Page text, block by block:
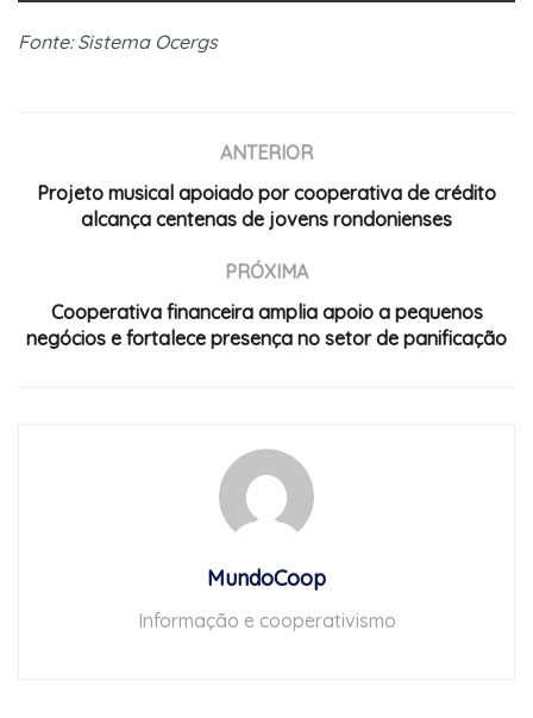
Fonte: Sistema Ocergs
ANTERIOR
Projeto musical apoiado por cooperativa de crédito
alcança centenas de jovens rondonienses
PRÓXIMA
Cooperativa financeira amplia apoio a pequenos
negócios e fortalece presença no setor de panificação
MundoCoop
Informação e cooperativismo